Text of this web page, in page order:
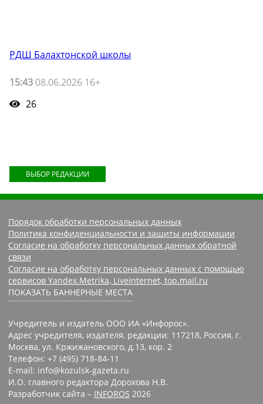
РДШ Балахтонской школы
15:43 08.06.2026 16+
26
ВЫБОР РЕДАКЦИИ
Порядок обработки персональных данных
Политика конфиденциальности и защиты информации
Согласие на обработку персональных данных обратной
связи
Согласие на обработку персональных данных с помощью
сервисов Yandex.Metrika, LiveInternet, top.mail.ru
ПОКАЗАТЬ БАННЕРНЫЕ МЕСТА
Учредитель и издатель ООО ИА «Инфорос».
Адрес учредителя, издателя, редакции: 117218, Россия, г.
Москва, ул. Кржижановского, д.13, кор. 2
Телефон: +7 (495) 718-84-11
E-mail: info@kozulsk-gazeta.ru
И.О. главного редактора Дорохова Н.В.
Разработчик сайта – INFOROS 2026